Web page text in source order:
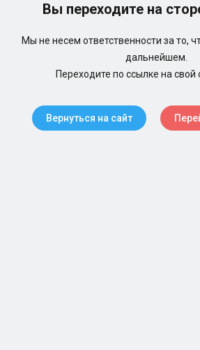
Вы переходите на
Мы не несем ответственности за то,
дальнейшем.
Переходите по ссылке на свой
Вернуться на сайт